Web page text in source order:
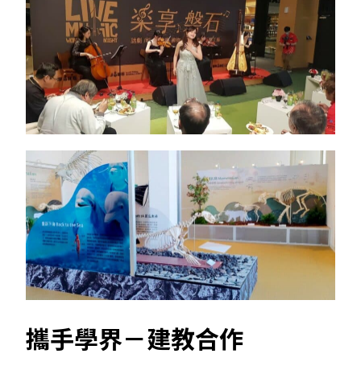
攜手學界－建教合作